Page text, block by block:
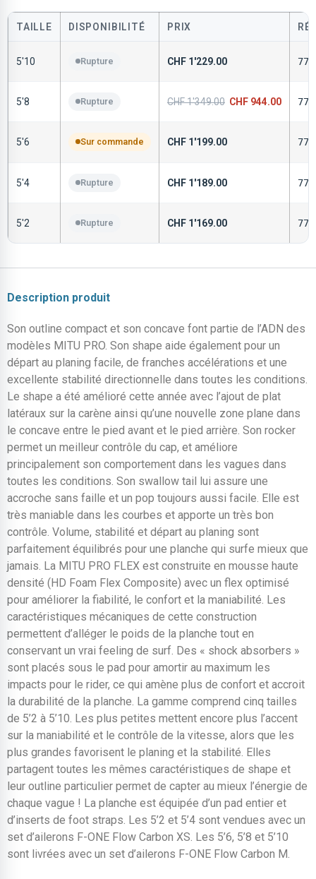
TAILLE DISPONIBILITÉ PRIX
5'10 Rupture CHF 1'229.00
5'8 Rupture CHF1'349.00 CHF 944.00
5'6 Sur commande CHF 1'199.00
5'4 Rupture CHF 1'189.00
5'2 Rupture CHF 1'169.00
Description produit
Son outline compact et son concave font partie de l’ADN des
modèles MITU PRO. Son shape aide également pour un
départ au planing facile, de franches accélérations et une
excellente stabilité directionnelle dans toutes les conditions.
Le shape a été amélioré cette année avec l’ajout de plat
latéraux sur la carène ainsi qu’une nouvelle zone plane dans
le concave entre le pied avant et le pied arrière. Son rocker
permet un meilleur contrôle du cap, et améliore
principalement son comportement dans les vagues dans
toutes les conditions. Son swallow tail lui assure une
accroche sans faille et un pop toujours aussi facile. Elle est
très maniable dans les courbes et apporte un très bon
contrôle. Volume, stabilité et départ au planing sont
parfaitement équilibrés pour une planche qui surfe mieux que
jamais. La MITU PRO FLEX est construite en mousse haute
densité (HD Foam Flex Composite) avec un flex optimisé
pour améliorer la fiabilité, le confort et la maniabilité. Les
caractéristiques mécaniques de cette construction
permettent d’alléger le poids de la planche tout en
conservant un vrai feeling de surf. Des « shock absorbers »
sont placés sous le pad pour amortir au maximum les
impacts pour le rider, ce qui amène plus de confort et accroit
la durabilité de la planche. La gamme comprend cinq tailles
de 5’2 à 5’10. Les plus petites mettent encore plus l’accent
sur la maniabilité et le contrôle de la vitesse, alors que les
plus grandes favorisent le planing et la stabilité. Elles
partagent toutes les mêmes caractéristiques de shape et
leur outline particulier permet de capter au mieux l’énergie de
chaque vague ! La planche est équipée d’un pad entier et
d’inserts de foot straps. Les 5’2 et 5’4 sont vendues avec un
set d’ailerons F-ONE Flow Carbon XS. Les 5’6, 5’8 et 5’10
sont livrées avec un set d’ailerons F-ONE Flow Carbon M.